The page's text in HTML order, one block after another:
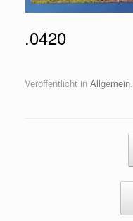
.0420
Veröffentlicht in Allgemein.